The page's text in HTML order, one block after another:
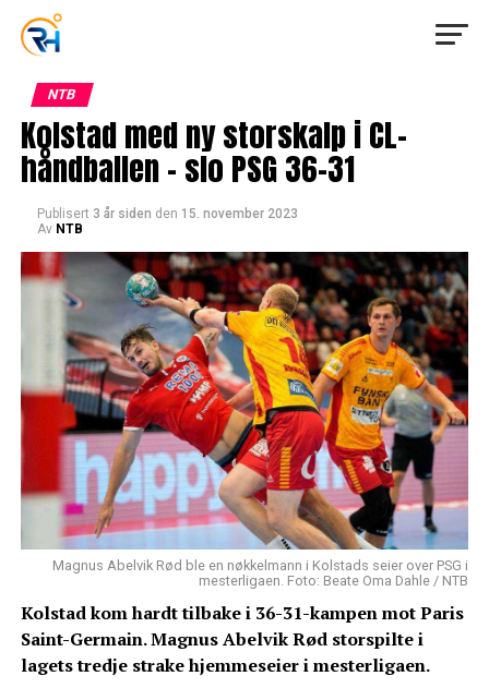
NTB
Kolstad med ny storskalp i CL-
håndballen – slo PSG 36-31
Publisert 3 år siden den 15. november 2023
Av NTB
Magnus Abelvik Rød ble en nøkkelmann i Kolstads seier over PSG i
mesterligaen. Foto: Beate Oma Dahle / NTB
Kolstad kom hardt tilbake i 36-31-kampen mot Paris
Saint-Germain. Magnus Abelvik Rød storspilte i
lagets tredje strake hjemmeseier i mesterligaen.